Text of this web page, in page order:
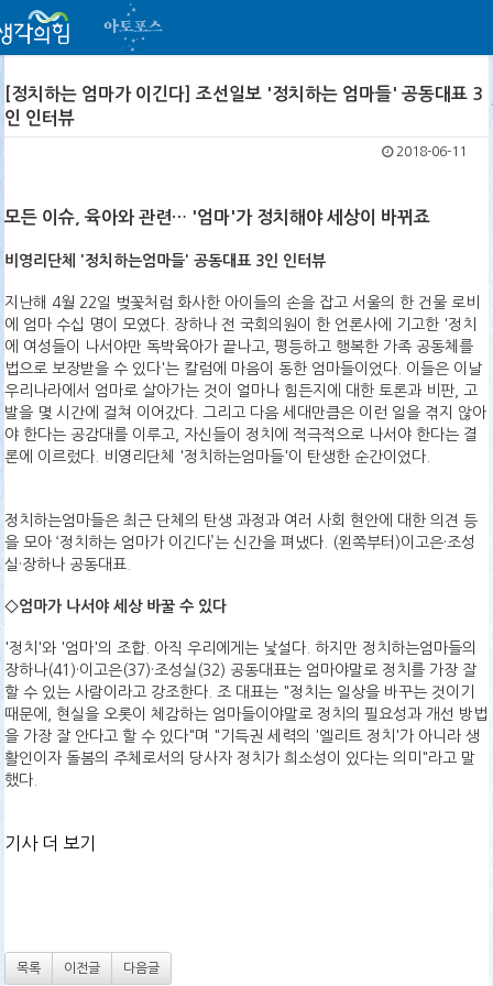
[정치하는 엄마가 이긴다] 조선일보 '정치하는 엄마들' 공동대표 3
인 인터뷰
2018-06-11
모든 이슈, 육아와 관련… '엄마'가 정치해야 세상이 바뀌죠
비영리단체 '정치하는엄마들' 공동대표 3인 인터뷰
지난해 4월 22일 벚꽃처럼 화사한 아이들의 손을 잡고 서울의 한 건물 로비
에 엄마 수십 명이 모였다. 장하나 전 국회의원이 한 언론사에 기고한 '정치
에 여성들이 나서야만 독박육아가 끝나고, 평등하고 행복한 가족 공동체를
법으로 보장받을 수 있다'는 칼럼에 마음이 동한 엄마들이었다. 이들은 이날
우리나라에서 엄마로 살아가는 것이 얼마나 힘든지에 대한 토론과 비판, 고
발을 몇 시간에 걸쳐 이어갔다. 그리고 다음 세대만큼은 이런 일을 겪지 않아
야 한다는 공감대를 이루고, 자신들이 정치에 적극적으로 나서야 한다는 결
론에 이르렀다. 비영리단체 '정치하는엄마들'이 탄생한 순간이었다.
정치하는엄마들은 최근 단체의 탄생 과정과 여러 사회 현안에 대한 의견 등
을 모아 ‘정치하는 엄마가 이긴다’는 신간을 펴냈다. (왼쪽부터)이고은·조성
실·장하나 공동대표.
◇엄마가 나서야 세상 바꿀 수 있다
'정치'와 '엄마'의 조합. 아직 우리에게는 낯설다. 하지만 정치하는엄마들의
장하나(41)·이고은(37)·조성실(32) 공동대표는 엄마야말로 정치를 가장 잘
할 수 있는 사람이라고 강조한다. 조 대표는 "정치는 일상을 바꾸는 것이기
때문에, 현실을 오롯이 체감하는 엄마들이야말로 정치의 필요성과 개선 방법
을 가장 잘 안다고 할 수 있다"며 "기득권 세력의 '엘리트 정치'가 아니라 생
활인이자 돌봄의 주체로서의 당사자 정치가 희소성이 있다는 의미"라고 말
했다.
기사 더 보기
목록 이전글 다음글